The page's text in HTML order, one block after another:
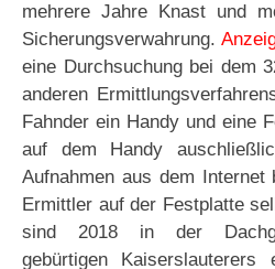
mehrere Jahre Knast und
Sicherungsverwahrung.
eine Durchsuchung bei dem
anderen
Fahnder ein Handy und eine
auf dem Handy
Aufnahmen aus dem Internet
Ermittler auf der Festplatte
sind 2018 in der
gebürtigen Kaiserslauterers